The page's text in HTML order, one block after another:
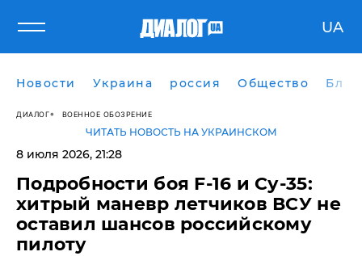
UA
Новости Украина россия Общество
ДИАЛОГ ВОЕННОЕ ОБОЗРЕНИЕ
ЧИТАТЬ НОВОСТЬ НА УКРАИНСКОМ
8 июля 2026, 21:28
Подробности боя F-16 и Су-35:
хитрый маневр летчиков ВСУ не
оставил шансов российскому
пилоту